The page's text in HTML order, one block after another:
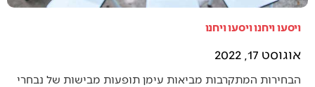
ויסעו ויחנו ויסעו ויחנו
אוגוסט 17, 2022
הבחירות המתקרבות מביאות עימן תופעות מבישות של נבחרי